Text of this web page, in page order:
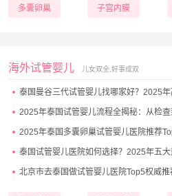
多囊卵巢 子宫内膜
海外试管婴儿 儿女双全,好事成双
泰国曼谷三代试管婴儿找哪家好？2025
2025年泰国试管婴儿流程全揭秘：从检
2025年泰国多囊卵巢试管婴儿医院推荐
泰国试管婴儿医院如何选择？2025年五
北京市去泰国做试管婴儿医院Top5权威推